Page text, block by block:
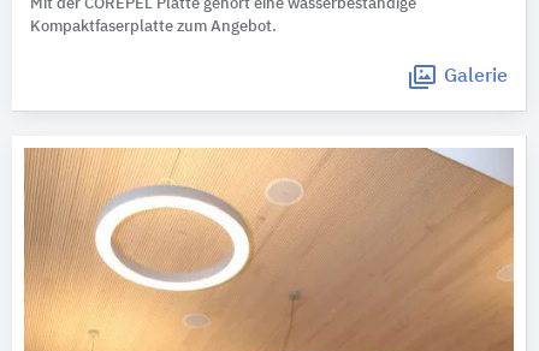
Mit der COREPEL Platte gehört eine wasserbeständige
Kompaktfaserplatte zum Angebot.
Galerie